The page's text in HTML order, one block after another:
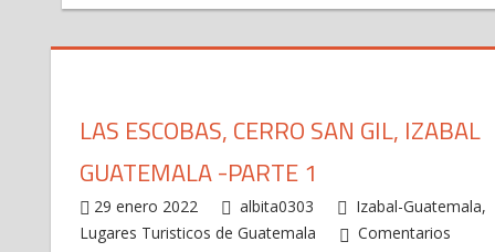
LAS ESCOBAS, CERRO SAN GIL, IZABAL
GUATEMALA -PARTE 1
29 enero 2022 albita0303 Izabal-Guatemala,
Lugares Turisticos de Guatemala
Comentarios